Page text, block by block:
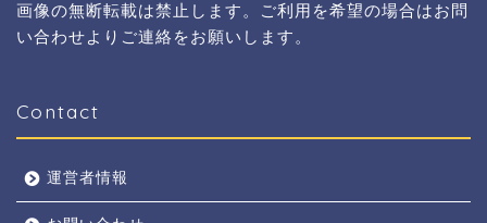
画像の無断転載は禁止します。ご利用を希望の場合はお問
い合わせよりご連絡をお願いします。
Contact
運営者情報